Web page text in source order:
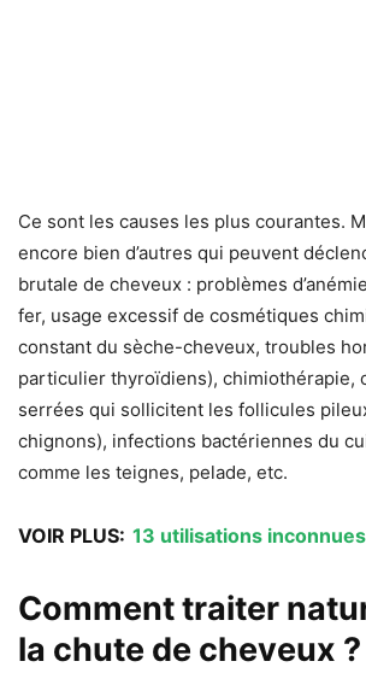
Ce sont les causes les plus courantes.
encore bien d’autres qui peuvent
brutale de cheveux : problèmes
fer, usage excessif de cosmétiques
constant du sèche-cheveux, troubles
particulier thyroïdiens), chimiothérapie,
serrées qui sollicitent les follicules
chignons), infections bactériennes du
comme les teignes, pelade, etc.
VOIR PLUS: 13 utilisations
Comment traiter
la chute de cheveux ?